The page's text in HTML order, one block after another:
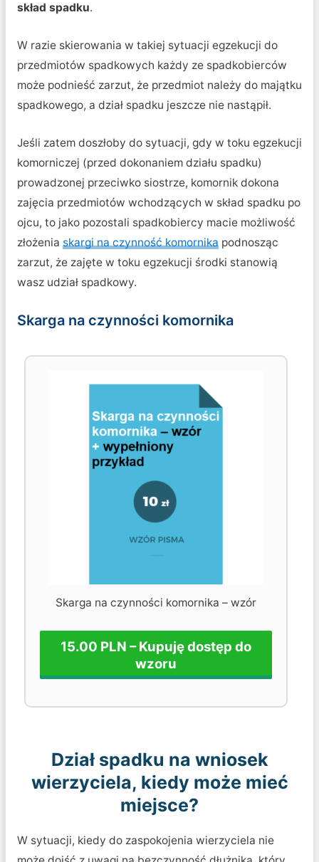
skład spadku.
W razie skierowania w takiej sytuacji egzekucji do
przedmiotów spadkowych każdy ze spadkobierców
może podnieść zarzut, że przedmiot należy do majątku
spadkowego, a dział spadku jeszcze nie nastąpił.
Jeśli zatem doszłoby do sytuacji, gdy w toku egzekucji
komorniczej (przed dokonaniem działu spadku)
prowadzonej przeciwko siostrze, komornik dokona
zajęcia przedmiotów wchodzących w skład spadku po
ojcu, to jako pozostali spadkobiercy macie możliwość
złożenia skargi na czynność komornikapodnosząc
zarzut, że zajęte w toku egzekucji środki stanowią
wasz udział spadkowy.
Skarga na czynności komornika
Skarga na czynności komornika – wzór
15.00 PLN – Kupuję dostęp do
wzoru
Dział spadku na wniosek
wierzyciela, kiedy może mieć
miejsce?
W sytuacji, kiedy do zaspokojenia wierzyciela nie